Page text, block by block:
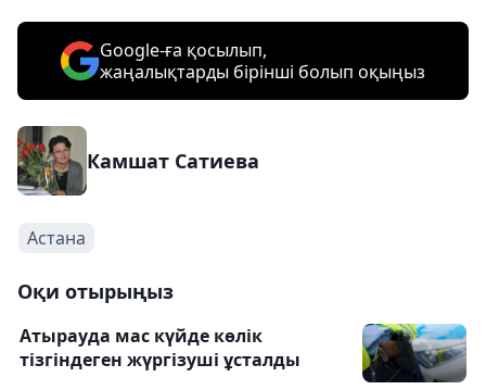
Google-ға қосылып,
жаңалықтарды бірінші болып оқыңыз
Камшат Сатиева
Астана
Оқи отырыңыз
Атырауда мас күйде көлік
тізгіндеген жүргізуші ұсталды